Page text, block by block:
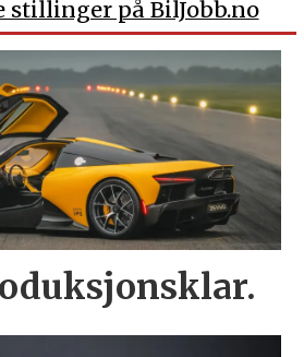
stillinger på BilJobb.no